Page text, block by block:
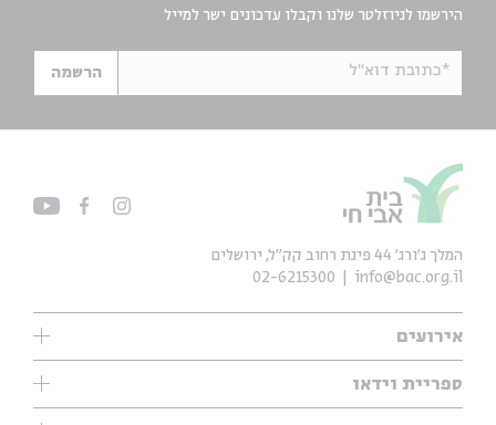
הירשמו לניוזלטר שלנו וקבלו עדכונים ישר למייל
*כתובת דוא"ל הרשמה
אירועים
עיון
אנגלית
ספריית וידאו
ילדים
המלך ג'ורג' 44 פינת רחוב קק״ל, ירושלים
info@bac.org.il
02-6215300